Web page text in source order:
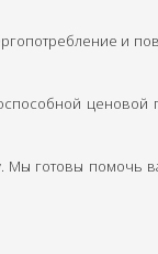
и
ценовой
Мы готовы помочь